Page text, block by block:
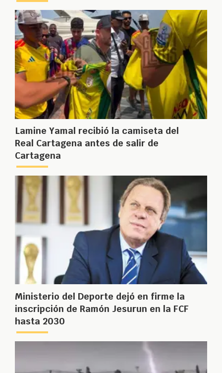
Lamine Yamal recibió la camiseta del
Real Cartagena antes de salir de
Cartagena
Ministerio del Deporte dejó en firme la
inscripción de Ramón Jesurun en la FCF
hasta 2030